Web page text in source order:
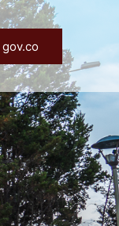
gov.co